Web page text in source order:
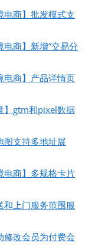
商】批发模式支
商】新增“交易分
商】产品详情页
】gtm和pixel数据
支持多地址展
商】多规格卡片
上门服务范围服
改会员为付费会